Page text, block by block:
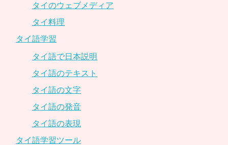
タイのウェブメディア
タイ料理
タイ語学習
タイ語で日本説明
タイ語のテキスト
タイ語の文字
タイ語の発音
タイ語の表現
タイ語学習ツール